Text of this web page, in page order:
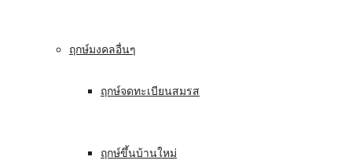
ฤกษ์มงคลอื่นๆ
ฤกษ์จดทะเบียนสมรส
ฤกษ์ขึ้นบ้านใหม่